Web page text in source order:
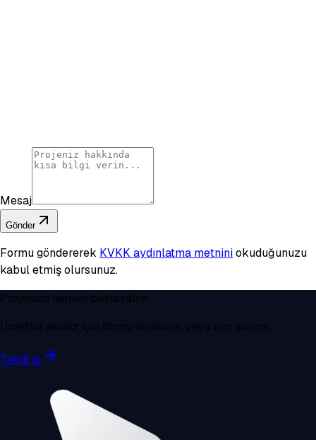
Mesaj
Gönder
Formu göndererek KVKK aydınlatma metniniokuduğunuzu
kabul etmiş olursunuz.
Projenize hemen başlayalım
Ücretsiz analiz için formu doldurun veya bizi arayın.
Teklif al